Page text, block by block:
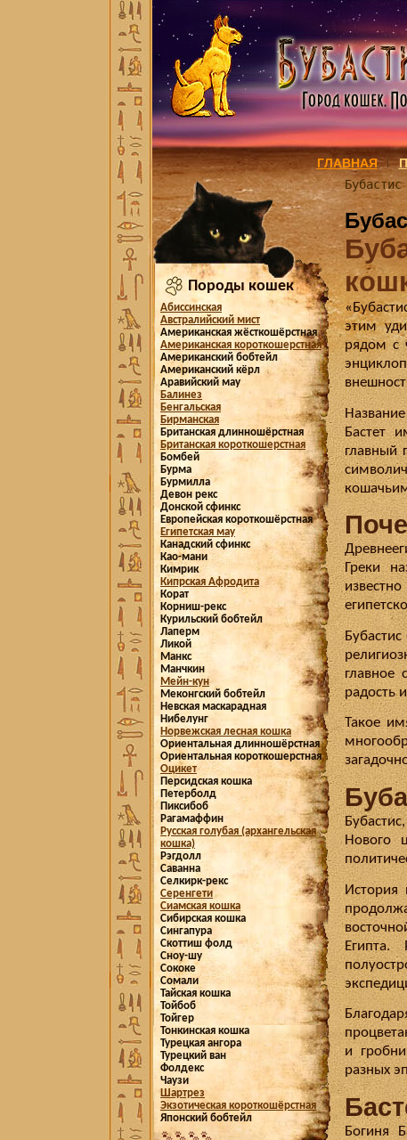
ГЛАВНАЯ
Породы кошек
Абиссинская
Австралийский мист
Американская жёсткошёрстная
Американская короткошерстная
Американский бобтейл
Американский кёрл
Аравийский мау
Балинез
Бенгальская
Бирманская
Британская длинношёрстная
Британская короткошерстная
Бомбей
Бурма
Бурмилла
Девон рекс
Донской сфинкс
Европейская короткошёрстная
Египетская мау
Канадский сфинкс
Као-мани
Кимрик
Кипрская Афродита
Корат
Корниш-рекс
Курильский бобтейл
Лаперм
Ликой
Манкс
Манчкин
Мейн-кун
Меконгский бобтейл
Невская маскарадная
Нибелунг
Норвежская лесная кошка
Ориентальная длинношёрстная
Ориентальная короткошерстная
Оцикет
Персидская кошка
Петерболд
Пиксибоб
Рагамаффин
Русская голубая (архангельская
кошка)
Рэгдолл
Саванна
Селкирк-рекс
Серенгети
Сиамская кошка
Сибирская кошка
Сингапура
Скоттиш фолд
Сноу-шу
Сококе
Сомали
Тайская кошка
Тойбоб
Тойгер
Тонкинская кошка
Турецкая ангора
Турецкий ван
Фолдекс
Чаузи
Шартрез
Экзотическая короткошёрстная
Японский бобтейл
Бубастис
этим
рядом с
Бастет
главный
Греки
главное
радость
Такое
Нового
История
Египта.
и
разных
Богиня